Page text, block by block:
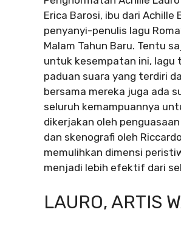
Erica Barosi, ibu dari
penyanyi-penulis lagu
Malam Tahun Baru. Tentu
untuk kesempatan ini, lagu
paduan suara yang terdiri
bersama mereka juga ada
seluruh kemampuannya
dikerjakan oleh
dan skenografi oleh
memulihkan dimensi
menjadi lebih efektif dari
LAURO, ARTIS